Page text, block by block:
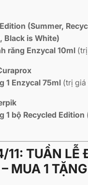
(Summer,
Black is White)
răng Enzycal 10ml
1 Enzycal 75ml (trị giá
1 bộ Recycled Edition
11: TUẦN LỄ
MUA 1 TẶNG